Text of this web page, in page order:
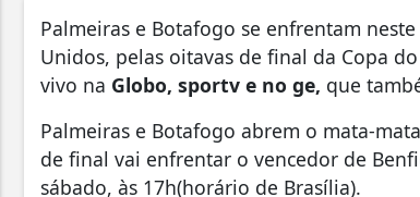
Palmeiras e Botafogo se enfrentam
Unidos, pelas oitavas de final da Copa
vivo na Globo, sportv e no ge, que
Palmeiras e Botafogo abrem o mata-
de final vai enfrentar o vencedor de
sábado, às 17h(horário de Brasília).